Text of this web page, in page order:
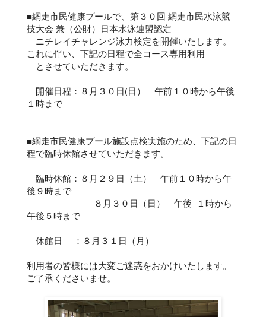
■網走市民健康プールで、第３０回 網走市民水泳競
技大会 兼（公財）日本水泳連盟認定
ニチレイチャレンジ泳力検定を開催いたします。
これに伴い、下記の日程で全コース専用利用
とさせていただきます。
開催日程：８月３０日(日） 午前１０時から午後
１時まで
■網走市民健康プール施設点検実施のため、下記の日
程で臨時休館させていただきます。
臨時休館：８月２９日（土） 午前１０時から午
後９時まで
８月３０日（日） 午後 １時から
午後５時まで
休館日 ：８月３１日（月）
利用者の皆様には大変ご迷惑をおかけいたします。
ご了承くださいませ。